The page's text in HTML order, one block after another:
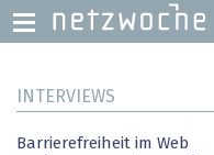
zumINTERVIEWS
Barrierefreiheit im Web